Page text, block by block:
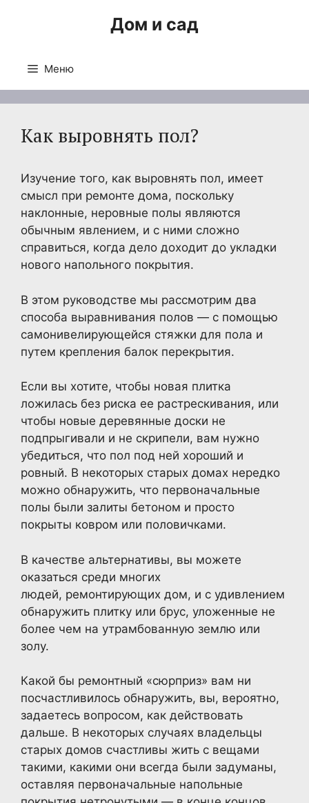
Дом и сад
Меню
Как выровнять пол?
Изучение того, как выровнять пол, имеет
смысл при ремонте дома, поскольку
наклонные, неровные полы являются
обычным явлением, и с ними сложно
справиться, когда дело доходит до укладки
нового напольного покрытия.
В этом руководстве мы рассмотрим два
способа выравнивания полов — с помощью
самонивелирующейся стяжки для пола и
путем крепления балок перекрытия.
Если вы хотите, чтобы новая плитка
ложилась без риска ее растрескивания, или
чтобы новые деревянные доски не
подпрыгивали и не скрипели, вам нужно
убедиться, что пол под ней хороший и
ровный. В некоторых старых домах нередко
можно обнаружить, что первоначальные
полы были залиты бетоном и просто
покрыты ковром или половичками.
В качестве альтернативы, вы можете
оказаться среди многих
людей, ремонтирующих дом, и с удивлением
обнаружить плитку или брус, уложенные не
более чем на утрамбованную землю или
золу.
Какой бы ремонтный «сюрприз» вам ни
посчастливилось обнаружить, вы, вероятно,
задаетесь вопросом, как действовать
дальше. В некоторых случаях владельцы
старых домов счастливы жить с вещами
такими, какими они всегда были задуманы,
оставляя первоначальные напольные